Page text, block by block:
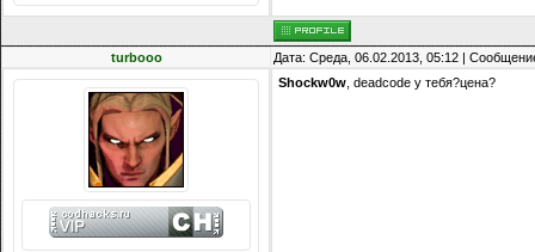
turbooo Дата: Среда, 06.02.2013, 05:12 |
Shockw0w , deadcode у тебя?цена?